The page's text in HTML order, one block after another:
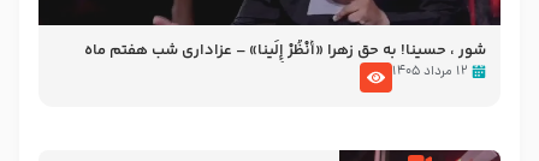
شور ، حسینا! به‌ حق زهرا «أُنْظُرْ إِلَینا» – عزاداری شب هفتم ماه
محرّم 1405
۱۲ مرداد ۱۴۰۵